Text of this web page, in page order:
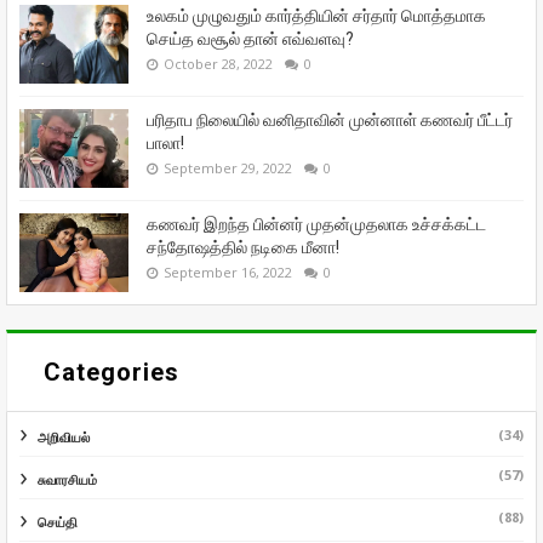
உலகம் முழுவதும் கார்த்தியின் சர்தார் மொத்தமாக
செய்த வசூல் தான் எவ்வளவு?
October 28, 2022 0
பரிதாப நிலையில் வனிதாவின் முன்னாள் கணவர் பீட்டர்
பாலா!
September 29, 2022 0
கணவர் இறந்த பின்னர் முதன்முதலாக உச்சக்கட்ட
சந்தோஷத்தில் நடிகை மீனா!
September 16, 2022 0
Categories
அறிவியல் (34)
சுவாரசியம் (57)
செய்தி (88)